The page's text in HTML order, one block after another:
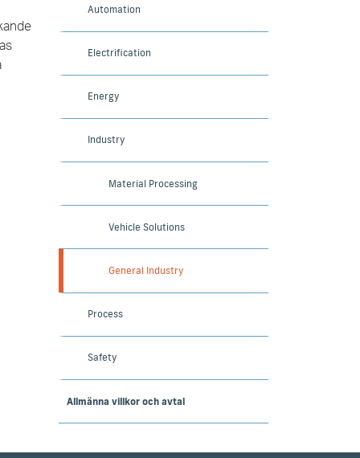
Automation
Electrification
Energy
Industry
Material Processing
Vehicle Solutions
General Industry
Process
Safety
Allmänna villkor och avtal